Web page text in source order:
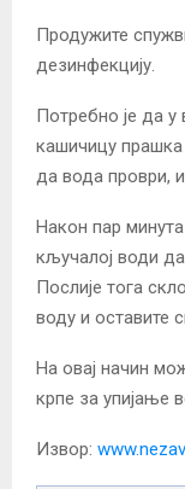
Продужите
дезинфекцију.
Потребно је да у
кашичицу
да вода проври,
Након пар
кључалој води да
Послије тога
воду и оставите
На овај начин
крпе за упијање
Извор: